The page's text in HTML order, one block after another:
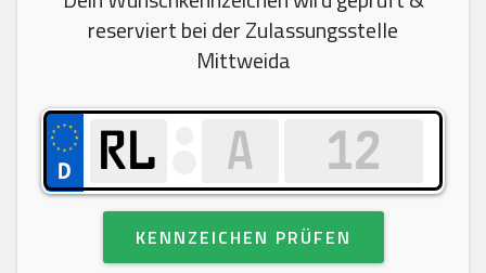
reserviert bei der Zulassungsstelle
Mittweida
KENNZEICHEN PRÜFEN